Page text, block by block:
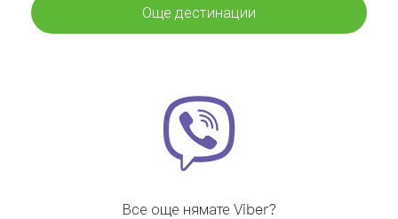
Още дестинации
Все още нямате Viber?